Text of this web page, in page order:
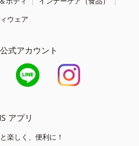
ウェア
式アカウント
アプリ
楽しく、便利に！